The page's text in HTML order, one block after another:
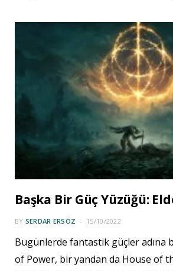
Başka Bir Güç Yüzüğü:
BY SERDAR ERSÖZ 15/10/2022
Bugünlerde fantastik güçler adına
of Power, bir yandan da House of